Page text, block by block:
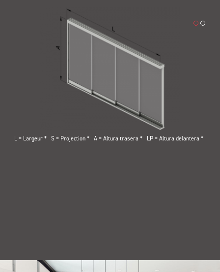
L = Largeur S = Projection A = Altura trasera LP = Altura delantera